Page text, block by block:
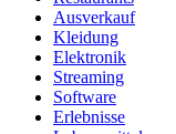
Ausverkauf
Kleidung
Elektronik
Streaming
Software
Erlebnisse